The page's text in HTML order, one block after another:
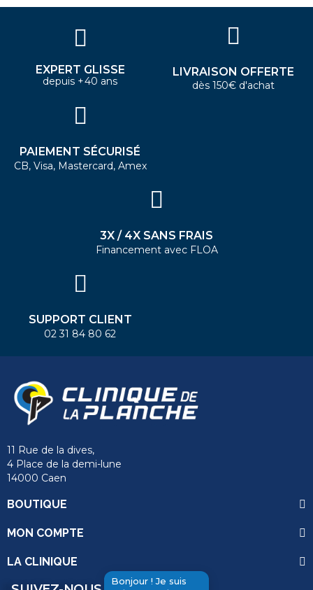
Bonjour ! Je suis
EXPERT GLISSE
depuis +40 ans
LIVRAISON OFFERTE
dès 150€ d'achat
PAIEMENT SÉCURISÉ
CB, Visa, Mastercard, Amex
3X / 4X SANS FRAIS
Financement avec FLOA
SUPPORT CLIENT
02 31 84 80 62
11 Rue de la dives,
4 Place de la demi-lune
14000 Caen
BOUTIQUE
MON COMPTE
LA CLINIQUE